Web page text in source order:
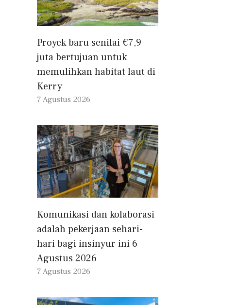
Proyek baru senilai €7,9
juta bertujuan untuk
memulihkan habitat laut di
Kerry
7 Agustus 2026
Komunikasi dan kolaborasi
adalah pekerjaan sehari-
hari bagi insinyur ini 6
Agustus 2026
7 Agustus 2026